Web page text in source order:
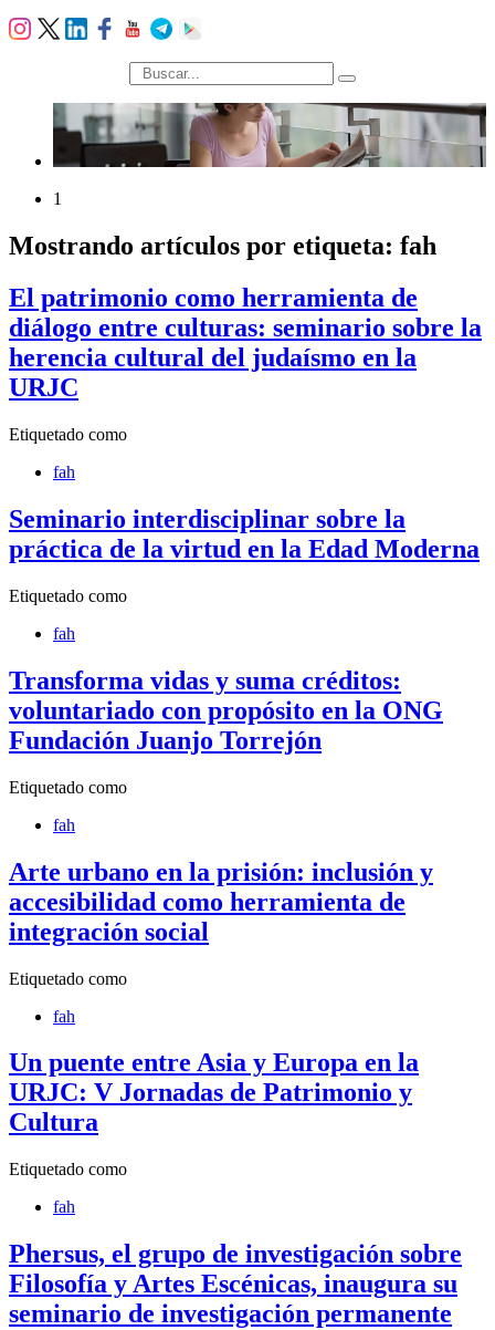
búsqueda
1
Mostrando artículos por etiqueta: fah
El patrimonio como herramienta de
diálogo entre culturas: seminario sobre la
herencia cultural del judaísmo en la
URJC
Etiquetado como
fah
Seminario interdisciplinar sobre la
práctica de la virtud en la Edad Moderna
Etiquetado como
fah
Transforma vidas y suma créditos:
voluntariado con propósito en la ONG
Fundación Juanjo Torrejón
Etiquetado como
fah
Arte urbano en la prisión: inclusión y
accesibilidad como herramienta de
integración social
Etiquetado como
fah
Un puente entre Asia y Europa en la
URJC: V Jornadas de Patrimonio y
Cultura
Etiquetado como
fah
Phersus, el grupo de investigación sobre
Filosofía y Artes Escénicas, inaugura su
seminario de investigación permanente